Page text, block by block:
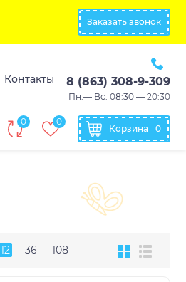
Заказать звонок
Контакты 8 (863) 308-9-309
Пн.— Вс. 08:30 — 20:30
0 0
Корзина 0
12 36 108